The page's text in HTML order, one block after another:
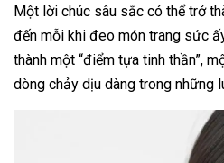
Một lời chúc sâu sắc có thể trở
đến mỗi khi đeo món trang sức
thành một “điểm tựa tinh thần”,
dòng chảy dịu dàng trong những